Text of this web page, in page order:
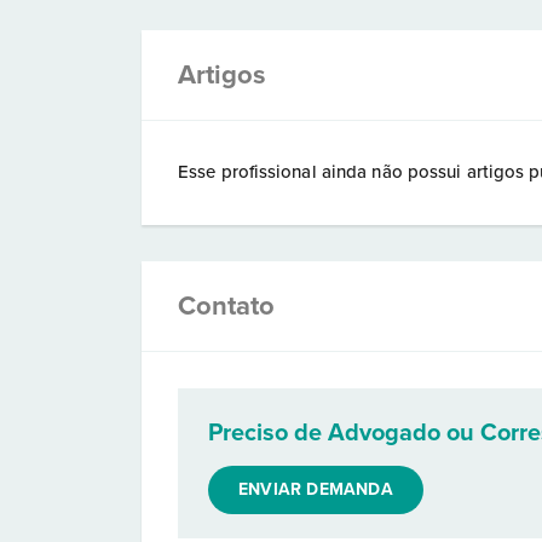
Artigos
Esse profissional ainda não possui artigos
Contato
Preciso de Advogado ou
ENVIAR DEMANDA